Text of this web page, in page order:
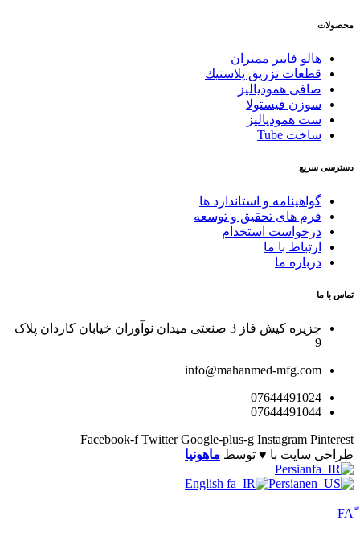
محصولات
هالو فایبر ممبران
قطعات تزريق پلاستيك
صافی همودیالیز
سوزن فیستولا
ست همودیالیز
ساخت Tube
دسترسی سریع
گواهینامه و استاندارد ها
فرم های تحقیق و توسعه
درخواست استخدام
ارتباط با ما
درباره ما
تماس با ما
جزیره کیش فاز 3 صنعتی میدان نوآوران خیابان کاردان پلاک
9
info@mahanmed-mfg.com
07644491024
07644491044
Facebook-f Twitter Google-plus-g Instagram Pinterest
طراحی سایت با ♥️ توسط ماهونیا
Persian
English
Persian